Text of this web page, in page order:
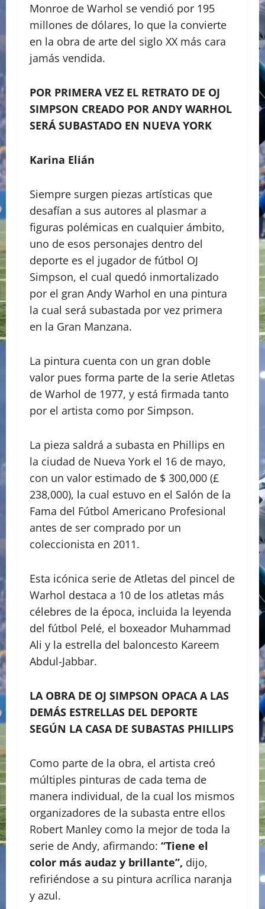
Monroe de Warhol se vendió por 195
millones de dólares, lo que la convierte
en la obra de arte del siglo XX más cara
jamás vendida.
POR PRIMERA VEZ EL RETRATO DE OJ
SIMPSON CREADO POR ANDY WARHOL
SERÁ SUBASTADO EN NUEVA YORK
Karina Elián
Siempre surgen piezas artísticas que
desafían a sus autores al plasmar a
figuras polémicas en cualquier ámbito,
uno de esos personajes dentro del
deporte es el jugador de fútbol OJ
Simpson, el cual quedó inmortalizado
por el gran Andy Warhol en una pintura
la cual será subastada por vez primera
en la Gran Manzana.
La pintura cuenta con un gran doble
valor pues forma parte de la serie Atletas
de Warhol de 1977, y está firmada tanto
por el artista como por Simpson.
La pieza saldrá a subasta en Phillips en
la ciudad de Nueva York el 16 de mayo,
con un valor estimado de $ 300,000 (£
238,000), la cual estuvo en el Salón de la
Fama del Fútbol Americano Profesional
antes de ser comprado por un
coleccionista en 2011.
Esta icónica serie de Atletas del pincel de
Warhol destaca a 10 de los atletas más
célebres de la época, incluida la leyenda
del fútbol Pelé, el boxeador Muhammad
Ali y la estrella del baloncesto Kareem
Abdul-Jabbar.
LA OBRA DE OJ SIMPSON OPACA A LAS
DEMÁS ESTRELLAS DEL DEPORTE
SEGÚN LA CASA DE SUBASTAS PHILLIPS
Como parte de la obra, el artista creó
múltiples pinturas de cada tema de
manera individual, de la cual los mismos
organizadores de la subasta entre ellos
Robert Manley como la mejor de toda la
serie de Andy, afirmando: “Tiene el
color más audaz y brillante”, dijo,
refiriéndose a su pintura acrílica naranja
y azul.